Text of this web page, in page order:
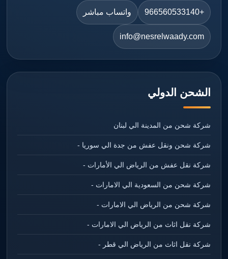
+966560533140 واتساب مباشر
info@nesrelwaady.com
الشحن الدولي
شركة شحن من المدينة الي لبنان
شركة شحن ونقل عفش من جدة الي سوريا -
شركة نقل عفش من الرياض الي الأمارات -
شركة شحن من السعودية الي الامارات -
شركة شحن من الرياض الي الامارات -
شركة نقل اثاث من الرياض الي الامارات -
شركة نقل اثاث من الرياض الي قطر -